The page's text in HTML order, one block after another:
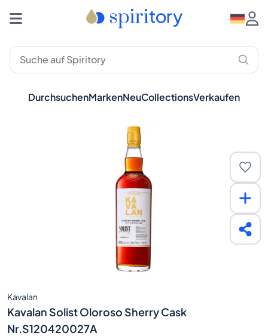
DurchsuchenMarkenNeuCollectionsVerkaufen
Kavalan
Kavalan Solist Oloroso Sherry Cask
Nr.S120420027A